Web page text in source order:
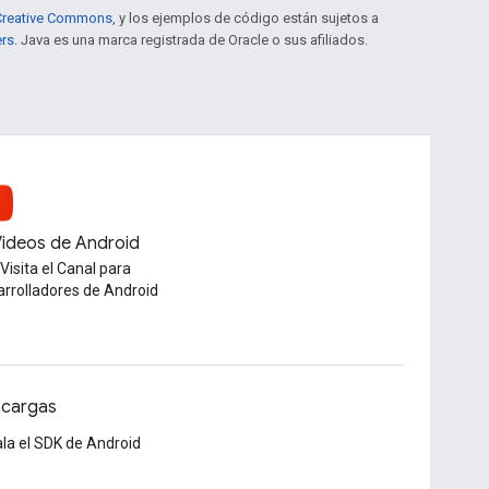
Commons , y los ejemplos de código están sujetos a
. Java es una marca registrada de Oracle o sus afiliados.
de Android
Visita el Canal para
de Android
el SDK de Android